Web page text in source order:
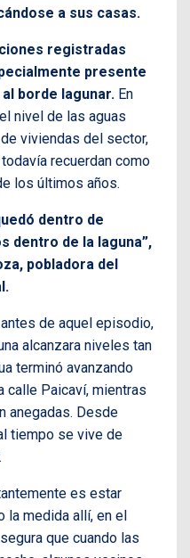
a sus casas.
registradas
presente
borde lagunar. En
nivel de las aguas
viviendas del sector,
recuerdan como
los últimos años.
dentro de
dentro de la laguna”,
pobladora del
de aquel episodio,
alcanzara niveles tan
terminó avanzando
calle Paicaví, mientras
anegadas. Desde
tiempo se vive de
es estar
la medida allí, en el
que cuando las